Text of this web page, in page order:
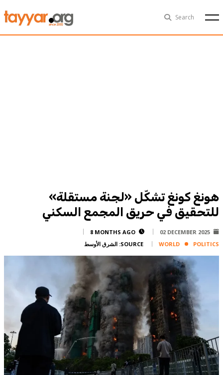
Search
Sat, Aug 8th 29°C
Services
Horoscope
Jobs
Writers
هونغ كونغ تشكّل «لجنة مستقلة»
للتحقيق في حريق المجمع السكني
02 DECEMBER 2025
8 MONTHS AGO
WORLD
POLITICS
SOURCE: الشرق الأوسط